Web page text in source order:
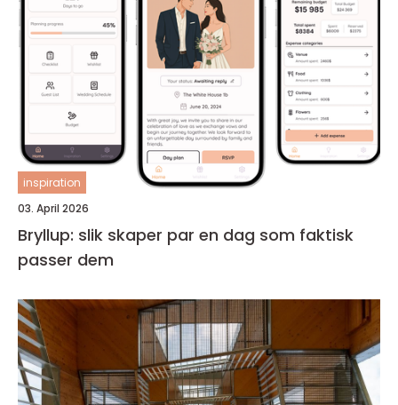
inspiration
03. April 2026
Bryllup: slik skaper par en dag som faktisk
passer dem